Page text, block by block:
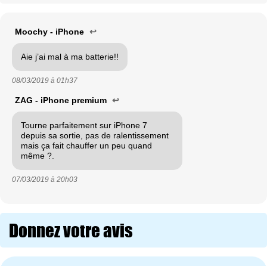
Moochy - iPhone ↩
Aie j’ai mal à ma batterie!!
08/03/2019 à 01h37
ZAG - iPhone premium ↩
Tourne parfaitement sur iPhone 7
depuis sa sortie, pas de ralentissement
mais ça fait chauffer un peu quand
même ?.
07/03/2019 à 20h03
Donnez votre avis